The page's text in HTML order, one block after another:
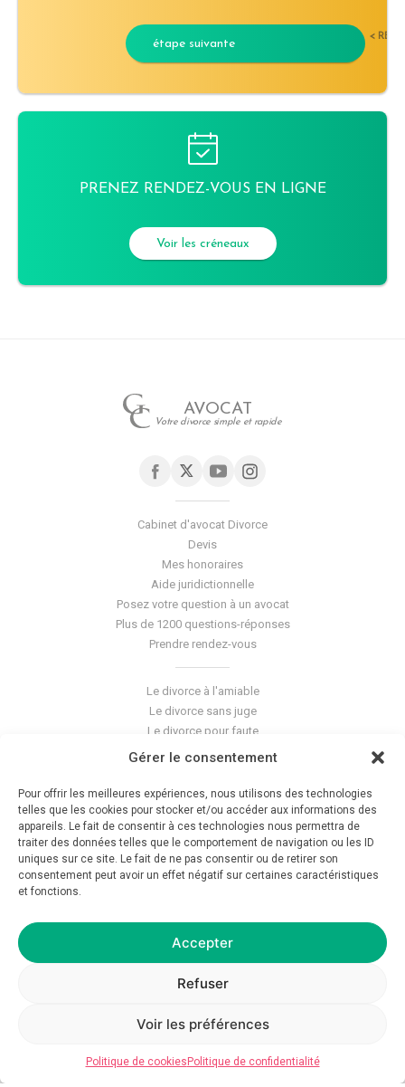
Gérer le consentement
Pour offrir les meilleures expériences, nous utilisons des technologies
telles que les cookies pour stocker et/ou accéder aux informations des
appareils. Le fait de consentir à ces technologies nous permettra de
traiter des données telles que le comportement de navigation ou les ID
uniques sur ce site. Le fait de ne pas consentir ou de retirer son
consentement peut avoir un effet négatif sur certaines caractéristiques
et fonctions.
Accepter
Refuser
Voir les préférences
Politique de cookies Politique de confidentialité
étape suivante <
PRENEZ RENDEZ-VOUS EN LIGNE
Voir les créneaux
AVOCAT
Votre divorce simple et rapide
Cabinet d'avocat Divorce
Devis
Mes honoraires
Aide juridictionnelle
Posez votre question à un avocat
Plus de 1200 questions-réponses
Prendre rendez-vous
Le divorce à l'amiable
Le divorce sans juge
Le divorce pour faute
Le divorce accepté
La séparation de corps
Les violences conjugales
Le blog du cabinet
Glossaire
Déontologie
Politique de confidentialité
© 2026 Avocat GC — Tous droits réservés — Réalisationasap__studio